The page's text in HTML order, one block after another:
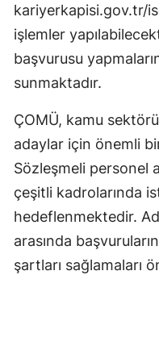
kariyerkapisi.gov.tr/
işlemler
başvurusu
sunmaktadır.
ÇOMÜ, kamu
adaylar için önemli
Sözleşmeli personel
çeşitli kadrolarında
hedeflenmektedir.
arasında
şartları sağlamaları